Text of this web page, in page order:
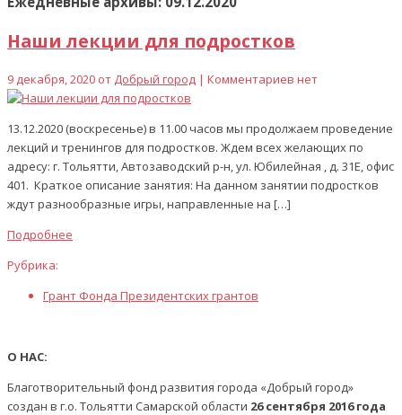
Наши лекции для подростков
9 декабря, 2020 от Добрый город | Комментариев нет
13.12.2020 (воскресенье) в 11.00 часов мы продолжаем проведение
лекций и тренингов для подростков. Ждем всех желающих по
адресу: г. Тольятти, Автозаводский р-н, ул. Юбилейная , д. 31Е, офис
401. Краткое описание занятия: На данном занятии подростков
ждут разнообразные игры, направленные на […]
Подробнее
Рубрика:
Грант Фонда Президентских грантов
О НАС:
Благотворительный фонд развития города «Добрый город»
создан в г.о. Тольятти Самарской области 26 сентября 2016 года